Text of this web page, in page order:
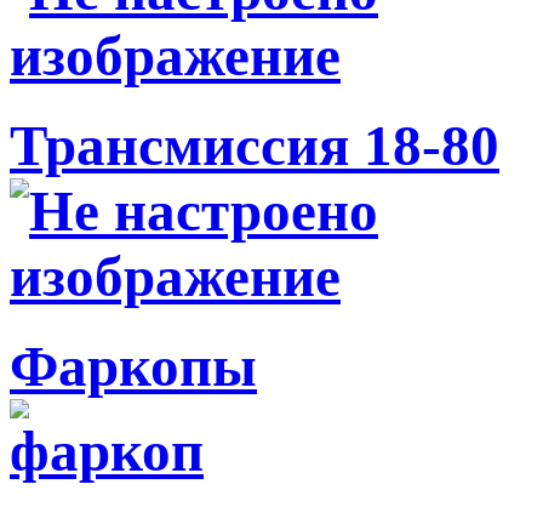
Трансмиссия 18-80
Фаркопы